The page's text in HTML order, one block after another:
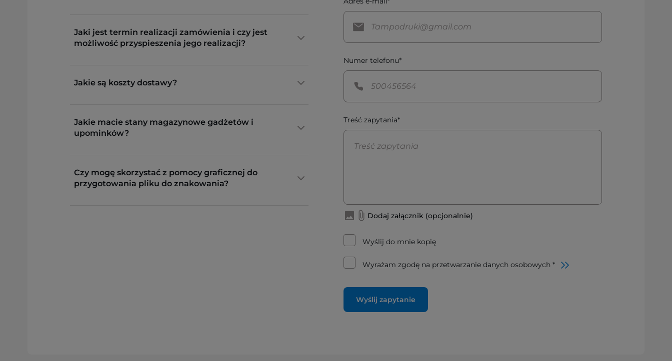
Jaki jest termin realizacji zamówienia i czy jest
możliwość przyspieszenia jego realizacji?
Jakie są koszty dostawy?
Jakie macie stany magazynowe gadżetów i
upominków?
Czy mogę skorzystać z pomocy graficznej do
przygotowania pliku do znakowania?
Numer telefonu*
Treść zapytania*
Dodaj załącznik (opcjonalnie)
Wyślij do mnie kopię
Wyrażam zgodę na przetwarzanie danych osobowych *
Wyślij zapytanie